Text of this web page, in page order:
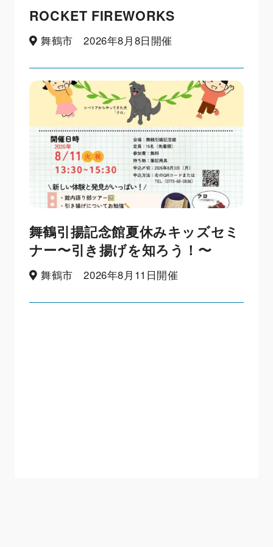
ROCKET FIREWORKS
舞鶴市 2026年8月8日開催
舞鶴引揚記念館夏休みキッズセミ
ナー〜引き揚げを知ろう！〜
舞鶴市 2026年8月11日開催